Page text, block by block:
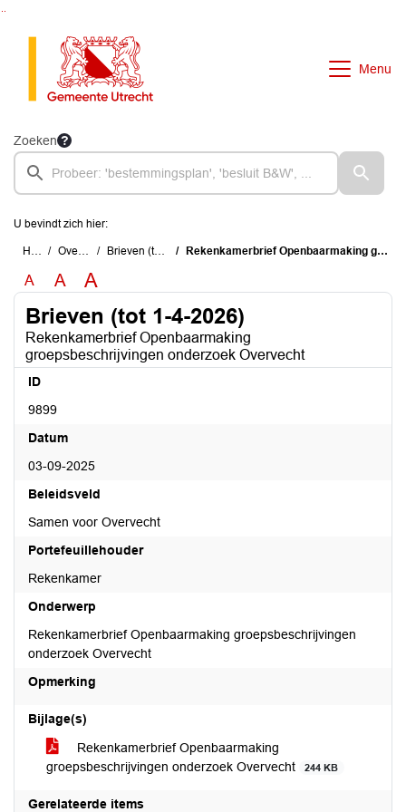
Menu
Zoeken
U bevindt zich hier:
Home Overzichten Brieven (tot 1-4-2026) Rekenkamerbrief Openbaarmaking groepsbeschrijvingen onderzoek Overvecht
A A A
Brieven (tot 1-4-2026)
Rekenkamerbrief Openbaarmaking
groepsbeschrijvingen onderzoek Overvecht
ID
9899
Datum
03-09-2025
Beleidsveld
Samen voor Overvecht
Portefeuillehouder
Rekenkamer
Onderwerp
Rekenkamerbrief Openbaarmaking groepsbeschrijvingen
onderzoek Overvecht
Opmerking
Bijlage(s)
Rekenkamerbrief Openbaarmaking
groepsbeschrijvingen onderzoek Overvecht
244 KB
Gerelateerde items